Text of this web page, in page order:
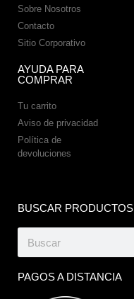
Sobre Nosotros
Contacto
Sitio Corporativo
AYUDA PARA
COMPRAR
Tu carrito
Aviso de privacidad
Política de
devoluciones
BUSCAR PRODUCTOS
PAGOS A DISTANCIA